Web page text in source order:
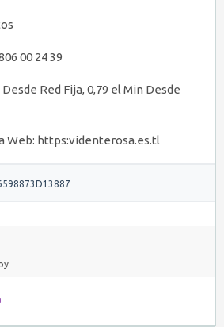
00 24 39
Red Fija, 0,79 el Min Desde
Web: https:videnterosa.es.tl